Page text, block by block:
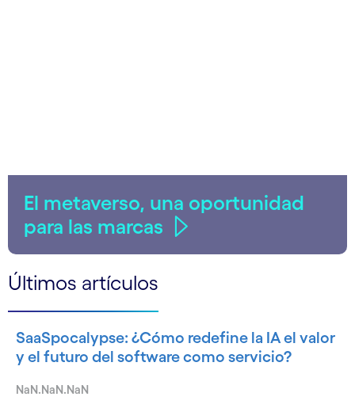
El metaverso, una oportunidad
para las marcas
Últimos artículos
SaaSpocalypse: ¿Cómo redefine la IA el valor
y el futuro del software como servicio?
NaN.NaN.NaN